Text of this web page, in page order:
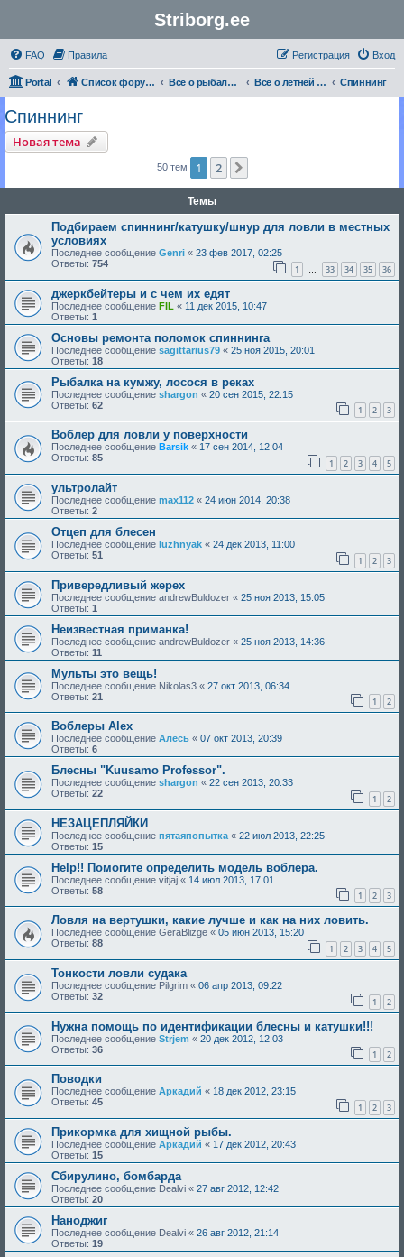
Striborg.ee
FAQ Правила Вход
Регистрация
Portal Список форумов Все о рыбалке | Секреты Мастерства Все о летней рыбалке Спиннинг
Спиннинг
Новая тема
50 тем 1 2
Темы
Подбираем спиннинг/катушку/шнур для ловли в местных
условиях
Последнее сообщение Genri « 23 фев 2017, 02:25
Ответы: 754 1 … 33 34 35 36
джеркбейтеры и с чем их едят
Последнее сообщение FIL « 11 дек 2015, 10:47
Ответы: 1
Основы ремонта поломок спиннинга
Последнее сообщение sagittarius79 « 25 ноя 2015, 20:01
Ответы: 18
Рыбалка на кумжу, лосося в реках
Последнее сообщение shargon « 20 сен 2015, 22:15
Ответы: 62 1 2 3
Воблер для ловли у поверхности
Последнее сообщение Barsik « 17 сен 2014, 12:04
Ответы: 85 1 2 3 4 5
ультролайт
Последнее сообщение max112 « 24 июн 2014, 20:38
Ответы: 2
Отцеп для блесен
Последнее сообщение luzhnyak « 24 дек 2013, 11:00
Ответы: 51 1 2 3
Привередливый жерех
Последнее сообщение andrewBuldozer « 25 ноя 2013, 15:05
Ответы: 1
Неизвестная приманка!
Последнее сообщение andrewBuldozer « 25 ноя 2013, 14:36
Ответы: 11
Мульты это вещь!
Последнее сообщение Nikolas3 « 27 окт 2013, 06:34
Ответы: 21 1 2
Воблеры Alex
Последнее сообщение Алесь « 07 окт 2013, 20:39
Ответы: 6
Блесны "Kuusamo Professor".
Последнее сообщение shargon « 22 сен 2013, 20:33
Ответы: 22 1 2
НЕЗАЦЕПЛЯЙКИ
Последнее сообщение пятаяпопытка « 22 июл 2013, 22:25
Ответы: 15
Help!! Помогите определить модель воблера.
Последнее сообщение vitjaj « 14 июл 2013, 17:01
Ответы: 58 1 2 3
Ловля на вертушки, какие лучше и как на них ловить.
Последнее сообщение GeraBlizge « 05 июн 2013, 15:20
Ответы: 88 1 2 3 4 5
Тонкости ловли судака
Последнее сообщение Pilgrim « 06 апр 2013, 09:22
Ответы: 32 1 2
Нужна помощь по идентификации блесны и катушки!!!
Последнее сообщение Strjem « 20 дек 2012, 12:03
Ответы: 36 1 2
Поводки
Последнее сообщение Аркадий « 18 дек 2012, 23:15
Ответы: 45 1 2 3
Прикормка для хищной рыбы.
Последнее сообщение Аркадий « 17 дек 2012, 20:43
Ответы: 15
Сбирулино, бомбарда
Последнее сообщение Dealvi « 27 авг 2012, 12:42
Ответы: 20
Наноджиг
Последнее сообщение Dealvi « 26 авг 2012, 21:14
Ответы: 19